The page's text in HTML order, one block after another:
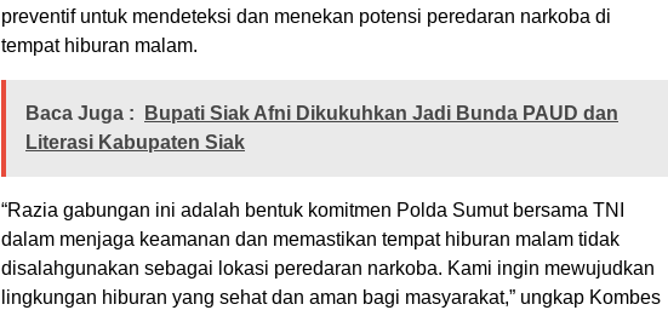
preventif untuk mendeteksi dan menekan potensi peredaran narkoba di
tempat hiburan malam.
Baca Juga :
Bupati Siak Afni Dikukuhkan Jadi Bunda PAUD dan
Literasi Kabupaten Siak
“Razia gabungan ini adalah bentuk komitmen Polda Sumut bersama TNI
dalam menjaga keamanan dan memastikan tempat hiburan malam tidak
disalahgunakan sebagai lokasi peredaran narkoba. Kami ingin mewujudkan
lingkungan hiburan yang sehat dan aman bagi masyarakat,” ungkap Kombes